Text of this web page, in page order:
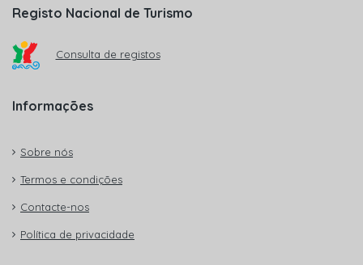
Registo Nacional de Turismo
Consulta de registos
Informações
Sobre nós
Termos e condições
Contacte-nos
Política de privacidade